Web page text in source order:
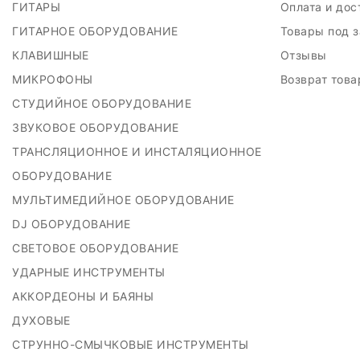
ГИТАРЫ
ГИТАРНОЕ ОБОРУДОВАНИЕ
КЛАВИШНЫЕ
МИКРОФОНЫ
СТУДИЙНОЕ ОБОРУДОВАНИЕ
ЗВУКОВОЕ ОБОРУДОВАНИЕ
ТРАНСЛЯЦИОННОЕ И ИНСТАЛЯЦИОННОЕ
ОБОРУДОВАНИЕ
МУЛЬТИМЕДИЙНОЕ ОБОРУДОВАНИЕ
DJ ОБОРУДОВАНИЕ
СВЕТОВОЕ ОБОРУДОВАНИЕ
УДАРНЫЕ ИНСТРУМЕНТЫ
АККОРДЕОНЫ И БАЯНЫ
ДУХОВЫЕ
СТРУННО-СМЫЧКОВЫЕ ИНСТРУМЕНТЫ
Оплата и
Товары под
Отзывы
Возврат